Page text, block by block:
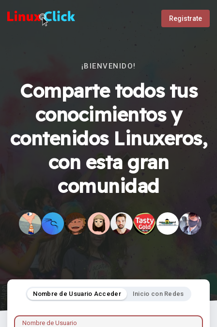
Registrate
¡BIENVENIDO!
Comparte todos tus
conocimientos y
contenidos Linuxeros,
con esta gran
comunidad
Nombre de Usuario Acceder Inicio con Redes
Nombre de Usuario